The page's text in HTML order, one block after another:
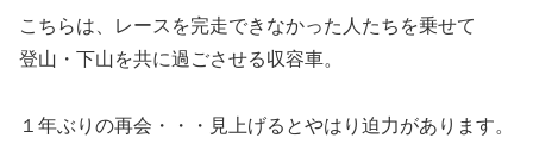
こちらは、レースを完走できなかった人たちを乗せて
登山・下山を共に過ごさせる収容車。
１年ぶりの再会・・・見上げるとやはり迫力があります。